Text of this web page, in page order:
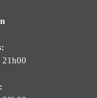
21h00